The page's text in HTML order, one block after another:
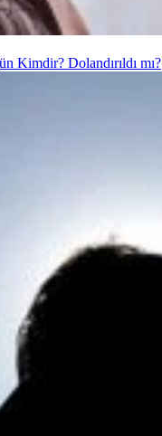
Kimdir? Dolandırıldı mı?